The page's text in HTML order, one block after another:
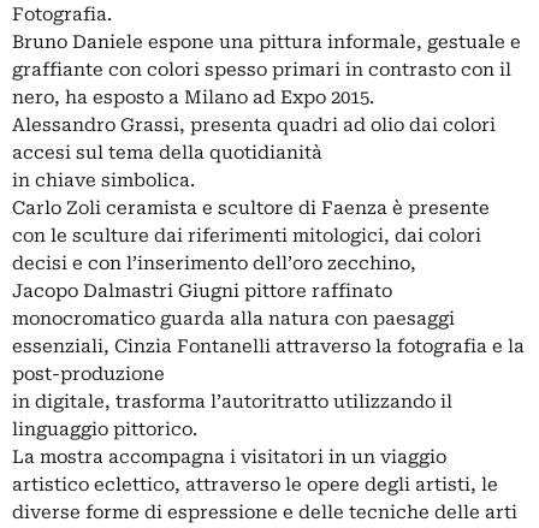
Fotografia.
Bruno Daniele espone una pittura informale, gestuale e
graffiante con colori spesso primari in contrasto con il
nero, ha esposto a Milano ad Expo 2015.
Alessandro Grassi, presenta quadri ad olio dai colori
accesi sul tema della quotidianità
in chiave simbolica.
Carlo Zoli ceramista e scultore di Faenza è presente
con le sculture dai riferimenti mitologici, dai colori
decisi e con l’inserimento dell’oro zecchino,
Jacopo Dalmastri Giugni pittore raffinato
monocromatico guarda alla natura con paesaggi
essenziali, Cinzia Fontanelli attraverso la fotografia e la
post-produzione
in digitale, trasforma l’autoritratto utilizzando il
linguaggio pittorico.
La mostra accompagna i visitatori in un viaggio
artistico eclettico, attraverso le opere degli artisti, le
diverse forme di espressione e delle tecniche delle arti